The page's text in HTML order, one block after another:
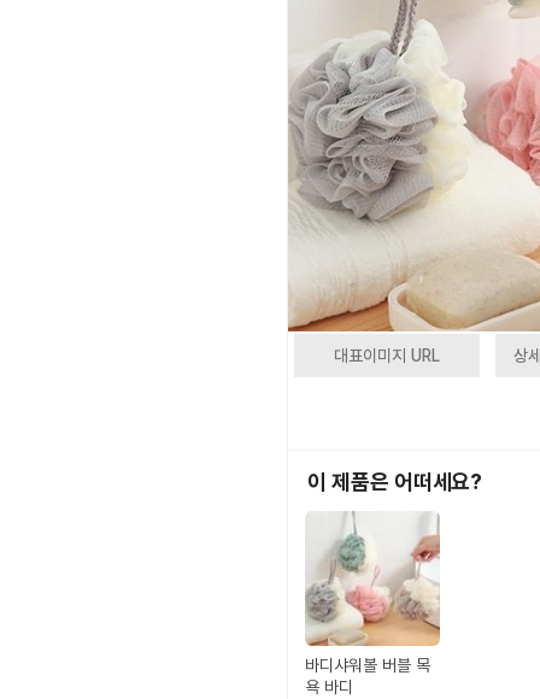
대표이미지 URL 상
이 제품은 어떠세요?
바디샤워볼 버블 목
욕 바디